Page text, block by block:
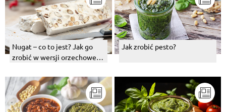
Nugat – co to jest? Jak go
zrobić w wersji orzechowej
Jak zrobić pesto?